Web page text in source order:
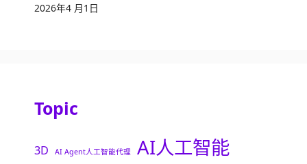
2026年4 月1日
Topic
3D AI Agent人工智能代理 AI人工智能